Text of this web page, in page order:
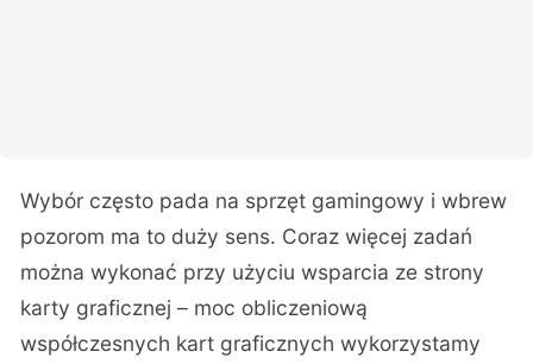
Wybór często pada na sprzęt gamingowy i wbrew
pozorom ma to duży sens. Coraz więcej zadań
można wykonać przy użyciu wsparcia ze strony
karty graficznej – moc obliczeniową
współczesnych kart graficznych wykorzystamy